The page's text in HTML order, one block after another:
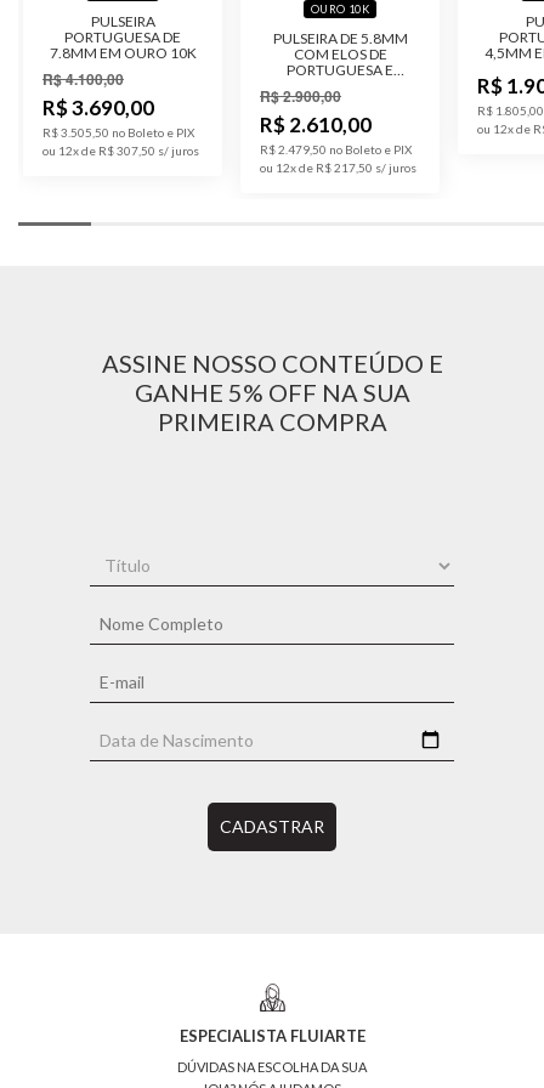
Malha
Acabamento
Largura 12.8 mm
PULSEIRA
PORTUGUESA DE
7.8MM EM OURO 10K
R$ 4.100,00
R$ 3.690,00
R$ 3.505,50 no Boleto e PIX
ou 12x de R$ 307,50
OURO 10K
PULSEIRA DE 5.8MM
COM ELOS DE
PORTUGUESA E
OURO 10K
R$ 2.900,00
R$ 2.610,00
R$ 2.479,50 no Boleto e PIX
ou 12x de R$ 217,50
4,5MM
R$
R$
ou 12x de
ASSINE NOSSO CONTEÚDO E
GANHE 5% OFF NA SUA
PRIMEIRA COMPRA
CADASTRAR
ESPECIALISTA FLUIARTE
DÚVIDAS NA ESCOLHA DA SUA